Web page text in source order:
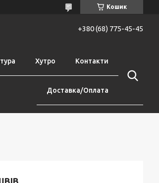
Кошик
+380 (68) 775-45-45
Хутро Контакти
Доставка/Оплата